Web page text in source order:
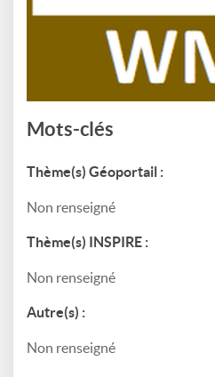
Mots-clés
Thème(s) Géoportail :
Non renseigné
Thème(s) INSPIRE :
Non renseigné
Autre(s) :
Non renseigné